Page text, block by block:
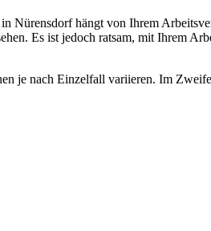
Nürensdorf hängt von Ihrem
Es ist jedoch ratsam, mit Ihrem
je nach Einzelfall variieren. Im